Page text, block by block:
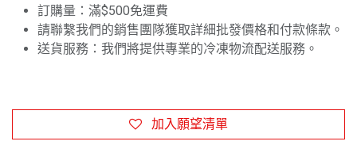
訂購量：滿$500免運費
請聯繫我們的銷售團隊獲取詳細批發價格和付款條款。
送貨服務：我們將提供專業的冷凍物流配送服務。
加入願望清單